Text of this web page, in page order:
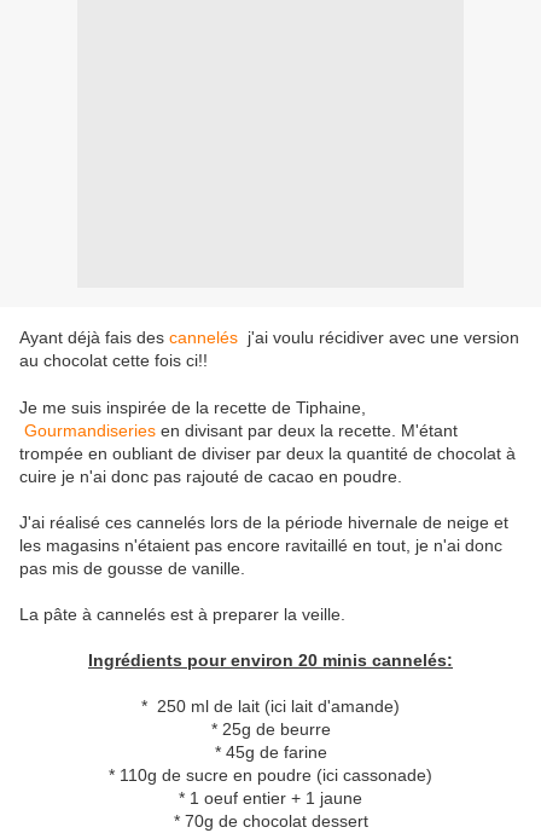
Ayant déjà fais des cannelés j'ai voulu récidiver avec une version
au chocolat cette fois ci!!
Je me suis inspirée de la recette de Tiphaine,
Gourmandiseries en divisant par deux la recette. M'étant
trompée en oubliant de diviser par deux la quantité de chocolat à
cuire je n'ai donc pas rajouté de cacao en poudre.
J'ai réalisé ces cannelés lors de la période hivernale de neige et
les magasins n'étaient pas encore ravitaillé en tout, je n'ai donc
pas mis de gousse de vanille.
La pâte à cannelés est à preparer la veille.
Ingrédients pour environ 20 minis cannelés:
* 250 ml de lait (ici lait d'amande)
* 25g de beurre
* 45g de farine
* 110g de sucre en poudre (ici cassonade)
* 1 oeuf entier + 1 jaune
* 70g de chocolat dessert